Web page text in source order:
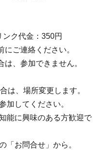
ク代金：350円
ご連絡ください。
、参加できません。
は、場所変更します。
加してください。
能に興味のある方歓迎で
「お問合せ」から。